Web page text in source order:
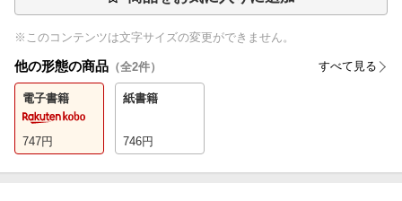
※このコンテンツは文字サイズの変更ができません。
他の形態の商品 （全2件） すべて見る
電子書籍
747円
紙書籍
746円